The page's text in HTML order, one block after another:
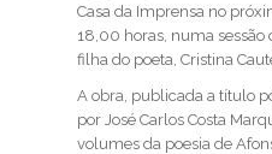
Casa da Imprensa no
18,00 horas, numa sessão
filha do poeta, Cristina
A obra, publicada a título
por José Carlos Costa
volumes da poesia de